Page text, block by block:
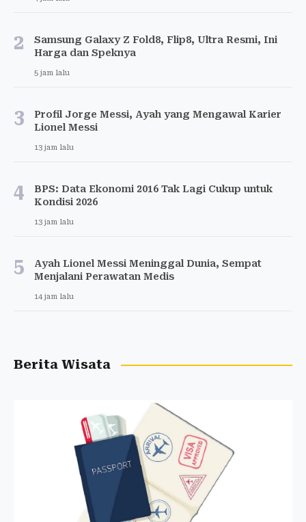
2
Samsung Galaxy Z Fold8, Flip8, Ultra Resmi, Ini
Harga dan Speknya
5 jam lalu
3
Profil Jorge Messi, Ayah yang Mengawal Karier
Lionel Messi
13 jam lalu
4
BPS: Data Ekonomi 2016 Tak Lagi Cukup untuk
Kondisi 2026
13 jam lalu
5
Ayah Lionel Messi Meninggal Dunia, Sempat
Menjalani Perawatan Medis
14 jam lalu
Berita Wisata